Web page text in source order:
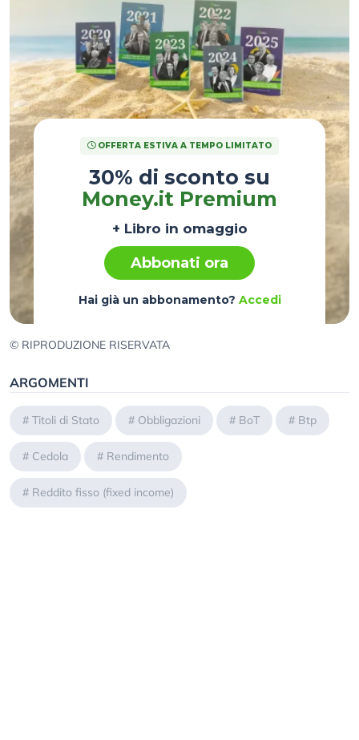
OFFERTA ESTIVA A TEMPO LIMITATO
30% di sconto su
Money.it Premium
+ Libro in omaggio
Abbonati ora
Hai già un abbonamento? Accedi
© RIPRODUZIONE RISERVATA
ARGOMENTI
# Titoli di Stato # Obbligazioni # BoT # Btp
# Cedola # Rendimento
# Reddito fisso (fixed income)